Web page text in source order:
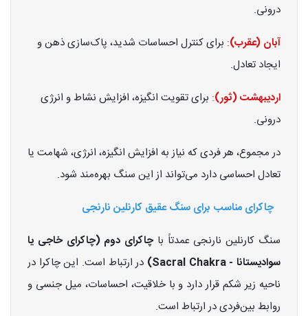
درونی.
آبان (عقرب): برای کنترل احساسات شدید، پاک‌سازی ذهن و
ایجاد تعادل.
اردیبهشت (ثور): برای تقویت انگیزه، افزایش نشاط و انرژی
درونی.
در مجموع، هر فردی که نیاز به افزایش انگیزه، انرژی، شهامت یا
تعادل احساسی دارد می‌تواند از این سنگ بهره‌مند شود.
چاکرای مناسب برای سنگ عقیق کارنلین نارنجی
سنگ کارنلین نارنجی عمدتاً با چاکرای دوم (چاکرای خاجی یا
سوادیستانا - Sacral Chakra)
در ارتباط است. این چاکرا در
ناحیه زیر شکم قرار دارد و با خلاقیت، احساسات، میل جنسی و
روابط بین‌فردی در ارتباط است.